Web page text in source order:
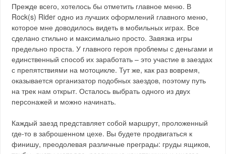
Прежде всего, хотелось бы отметить главное меню. В
Rock(s) Rider одно из лучших оформлений главного меню,
которое мне доводилось видеть в мобильных играх. Все
сделано стильно и максимально просто. Завязка игры
предельно проста. У главного героя проблемы с деньгами и
единственный способ их заработать – это участие в заездах
с препятствиями на мотоцикле. Тут же, как раз вовремя,
оказывается организатор подобных заездов, поэтому путь
на трек нам открыт. Осталось выбрать одного из двух
персонажей и можно начинать.
Каждый заезд представляет собой маршрут, проложенный
где-то в заброшенном цехе. Вы будете продвигаться к
финишу, преодолевая различные преграды: груды ящиков,